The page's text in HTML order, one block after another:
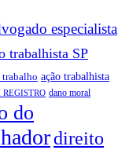
especialista
trabalhista SP
trabalho ação trabalhista
REGISTRO dano moral
do
direito